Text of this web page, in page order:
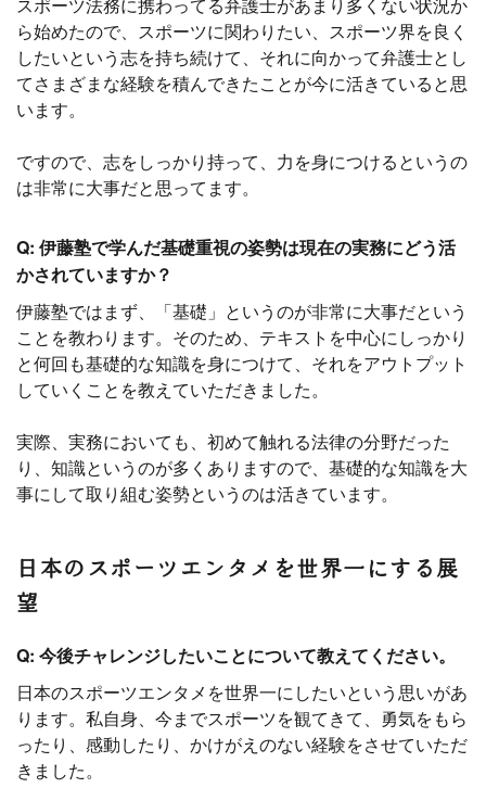
ら始めたので、スポーツに関わりたい、スポーツ界を良く
したいという志を持ち続けて、それに向かって弁護士とし
てさまざまな経験を積んできたことが今に活きていると思
います。
ですので、志をしっかり持って、力を身につけるというの
は非常に大事だと思ってます。
Q: 伊藤塾で学んだ基礎重視の姿勢は現在の実務にどう活
かされていますか？
伊藤塾ではまず、「基礎」というのが非常に大事だという
ことを教わります。そのため、テキストを中心にしっかり
と何回も基礎的な知識を身につけて、それをアウトプット
していくことを教えていただきました。
実際、実務においても、初めて触れる法律の分野だった
り、知識というのが多くありますので、基礎的な知識を大
事にして取り組む姿勢というのは活きています。
日本のスポーツエンタメを世界一にする展
望
Q: 今後チャレンジしたいことについて教えてください。
日本のスポーツエンタメを世界一にしたいという思いがあ
ります。私自身、今までスポーツを観てきて、勇気をもら
ったり、感動したり、かけがえのない経験をさせていただ
きました。